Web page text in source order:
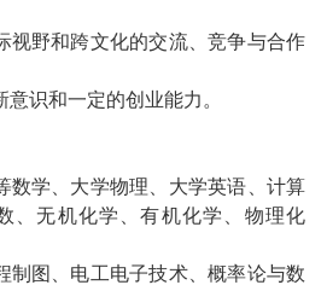
视野和跨文化的交流、竞争与合作
识和一定的创业能力。
数学、大学物理、大学英语、计算
、无机化学、有机化学、物理化
制图、电工电子技术、概率论与数